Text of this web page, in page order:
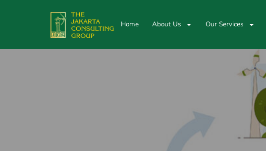
Home About Us Our Services